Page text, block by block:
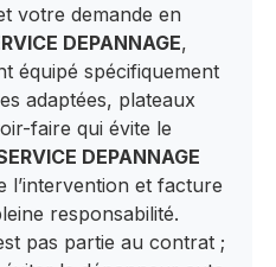
votre demande en
DEPANNAGE,
équipé spécifiquement
adaptées, plateaux
faire qui évite le
DEPANNAGE
l’intervention et facture
responsabilité.
pas partie au contrat ;